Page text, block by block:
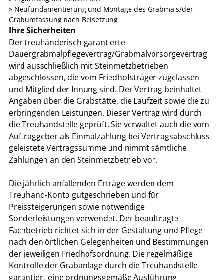
» Neufundamentierung und Montage des Grabmals/der
Grabumfassung nach Beisetzung
Ihre Sicherheiten
Der treuhänderisch garantierte
Dauergrabmalpflegevertrag/Grabmalvorsorgevertrag
wird ausschließlich mit Steinmetzbetrieben
abgeschlossen, die vom Friedhofsträger zugelassen
und Mitglied der Innung sind. Der Vertrag beinhaltet
Angaben über die Grabstätte, die Laufzeit sowie die zu
erbringenden Leistungen. Dieser Vertrag wird durch
die Treuhandstelle geprüft. Sie verwaltet auch die vom
Auftraggeber als Einmalzahlung bei Vertragsabschluss
geleistete Vertragssumme und nimmt sämtliche
Zahlungen an den Steinmetzbetrieb vor.
Die jährlich anfallenden Erträge werden dem
Treuhand-Konto gutgeschrieben und für
Preissteigerungen sowie notwendige
Sonderleistungen verwendet. Der beauftragte
Fachbetrieb richtet sich in der Gestaltung und Pflege
nach den örtlichen Gelegenheiten und Bestimmungen
der jeweiligen Friedhofsordnung. Die regelmäßige
Kontrolle der Grabanlage durch die Treuhandstelle
garantiert eine ordnungsgemäße Ausführung